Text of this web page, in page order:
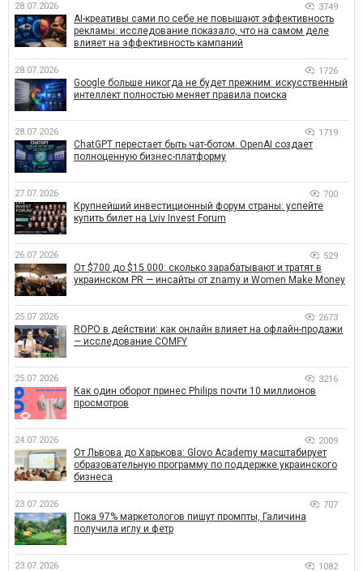
28.07.2026 3749
AI-креативы сами по себе не повышают эффективность
рекламы: исследование показало, что на самом деле
влияет на эффективность кампаний
28.07.2026 1726
Google больше никогда не будет прежним: искусственный
интеллект полностью меняет правила поиска
28.07.2026 1719
ChatGPT перестает быть чат-ботом. OpenAI создает
полноценную бизнес-платформу
27.07.2026 700
Крупнейший инвестиционный форум страны: успейте
купить билет на Lviv Invest Forum
26.07.2026 529
От $700 до $15 000: сколько зарабатывают и тратят в
украинском PR — инсайты от znamy и Women Make Money
25.07.2026 2673
ROPO в действии: как онлайн влияет на офлайн-продажи
— исследование COMFY
25.07.2026 3216
Как один оборот принес Philips почти 10 миллионов
просмотров
24.07.2026 2009
От Львова до Харькова: Glovo Academy масштабирует
образовательную программу по поддержке украинского
бизнеса
23.07.2026 707
Пока 97% маркетологов пишут промпты, Галичина
получила иглу и фетр
23.07.2026 1082